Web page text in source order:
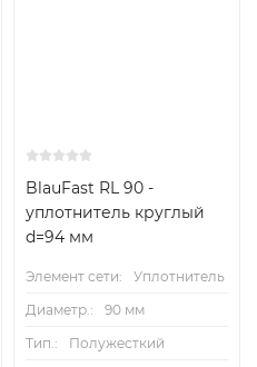
BlauFast RL 90 -
уплотнитель круглый
d=94 мм
Элемент сети:
Уплотнитель
Диаметр.:
90 мм
Тип.:
Полужесткий